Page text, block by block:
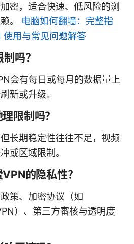
密，适合快速、低风险的浏
。 电脑如何翻墙：完整指
使用与常见问题解答
吗？
会有每日或每月的数据量上
新或升级。
限制吗？
长期稳定性往往不足，视频
或区域限制。
的隐私性？
策、加密协议（如
）、第三方審核与透明度